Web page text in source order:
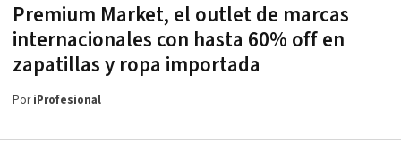
Premium Market, el outlet de marcas
internacionales con hasta 60% off en
zapatillas y ropa importada
PoriProfesional